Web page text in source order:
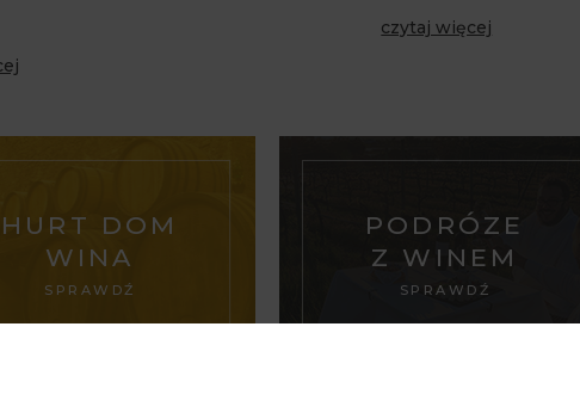
czytaj więcej
HURT DOM
WINA
SPRAWDŹ
PODRÓZE
Z WINEM
SPRAWDŹ